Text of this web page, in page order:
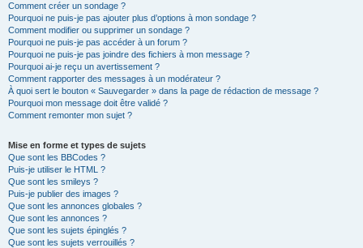
Comment créer un sondage ?
Pourquoi ne puis-je pas ajouter plus d’options à mon sondage ?
Comment modifier ou supprimer un sondage ?
Pourquoi ne puis-je pas accéder à un forum ?
Pourquoi ne puis-je pas joindre des fichiers à mon message ?
Pourquoi ai-je reçu un avertissement ?
Comment rapporter des messages à un modérateur ?
À quoi sert le bouton « Sauvegarder » dans la page de rédaction de message ?
Pourquoi mon message doit être validé ?
Comment remonter mon sujet ?
Mise en forme et types de sujets
Que sont les BBCodes ?
Puis-je utiliser le HTML ?
Que sont les smileys ?
Puis-je publier des images ?
Que sont les annonces globales ?
Que sont les annonces ?
Que sont les sujets épinglés ?
Que sont les sujets verrouillés ?